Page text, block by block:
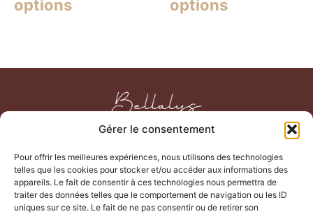
Gérer le consentement
Pour offrir les meilleures expériences, nous utilisons des technologies
telles que les cookies pour stocker et/ou accéder aux informations des
appareils. Le fait de consentir à ces technologies nous permettra de
traiter des données telles que le comportement de navigation ou les ID
uniques sur ce site. Le fait de ne pas consentir ou de retirer son
options
options
INFORMATIONS
CGV
Mentions Légales
Confidentialité
SERVICE CLIENT
Mon Compte
Mon Programme
Fidélité
Livraison